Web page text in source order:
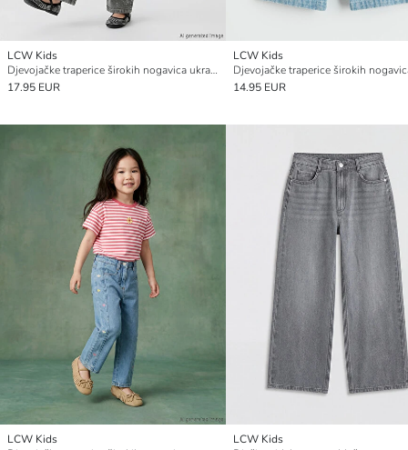
LCW Kids
Djevojačke traperice širokih nogavica ukrašene kristalima
17.95 EUR
LCW Kids
14.95 EUR
LCW Kids
LCW Kids